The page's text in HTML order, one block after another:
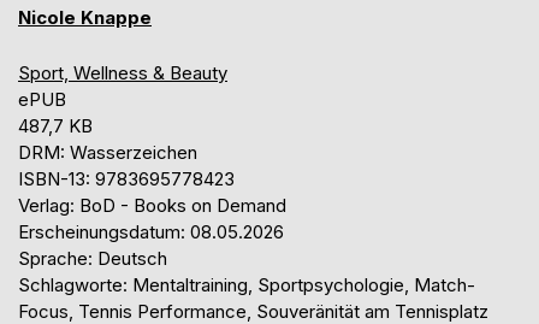
Nicole Knappe
Sport, Wellness & Beauty
ePUB
487,7 KB
DRM: Wasserzeichen
ISBN-13: 9783695778423
Verlag: BoD - Books on Demand
Erscheinungsdatum: 08.05.2026
Sprache: Deutsch
Schlagworte: Mentaltraining, Sportpsychologie, Match-
Focus, Tennis Performance, Souveränität am Tennisplatz